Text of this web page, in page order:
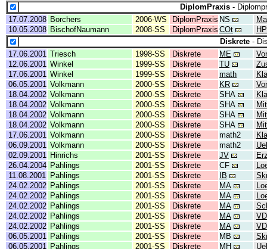
DiplomPraxis -
17.07.2008 Borchers 2006-WS DiplomPraxis NS
10.05.2008 BischofNaumann 2008-SS DiplomPraxis COt
Diskrete-
17.06.2001 Triesch 1998-SS Diskrete ME
12.06.2001 Winkel 1999-SS Diskrete TU
17.06.2001 Winkel 1999-SS Diskrete math
06.05.2001 Volkmann 2000-SS Diskrete KR
18.04.2002 Volkmann 2000-SS Diskrete SHA
18.04.2002 Volkmann 2000-SS Diskrete SHA
18.04.2002 Volkmann 2000-SS Diskrete SHA
18.04.2002 Volkmann 2000-SS Diskrete SHA
17.06.2001 Volkmann 2000-SS Diskrete math2
06.09.2001 Volkmann 2000-SS Diskrete math2
02.09.2001
Hinrichs 2001-SS Diskrete JV
26.04.2004 Pahlings 2001-SS Diskrete CF
11.08.2001
Pahlings 2001-SS Diskrete IB
24.02.2002 Pahlings 2001-SS Diskrete MA
24.02.2002 Pahlings 2001-SS Diskrete MA
24.02.2002 Pahlings 2001-SS Diskrete MA
24.02.2002 Pahlings 2001-SS Diskrete MA
24.02.2002 Pahlings 2001-SS Diskrete MA
06.05.2001
Pahlings 2001-SS Diskrete MB
06.05.2001
Pahlings 2001-SS Diskrete MH